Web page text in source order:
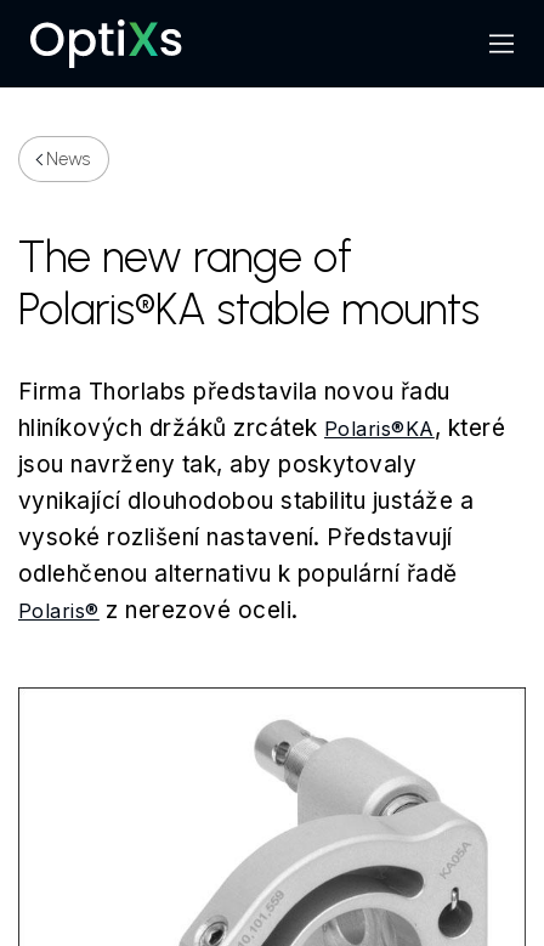
Search
Menu
News
The new range of
Polaris®KA stable mounts
Firma Thorlabs představila novou řadu
hliníkových držáků zrcátek Polaris®KA, které
jsou navrženy tak, aby poskytovaly
vynikající dlouhodobou stabilitu justáže a
vysoké rozlišení nastavení. Představují
odlehčenou alternativu k populární řadě
Polaris® z nerezové oceli.